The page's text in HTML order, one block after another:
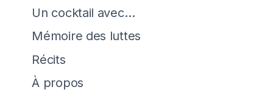
Un cocktail avec…
Mémoire des luttes
Récits
À propos